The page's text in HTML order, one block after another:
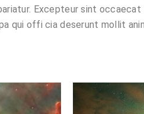
Excepteur sint occaecat
qui offi cia deserunt mollit